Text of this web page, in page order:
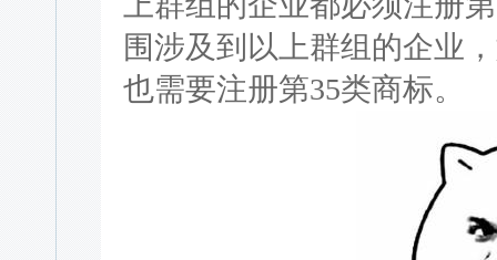
围涉及到以上群组的企业
也需要注册第35类商标。